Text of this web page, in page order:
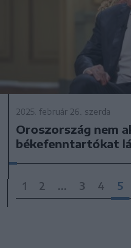
2025. február 26., szerda
Oroszország nem
békefenntartókat
1 2 ... 3 4 5